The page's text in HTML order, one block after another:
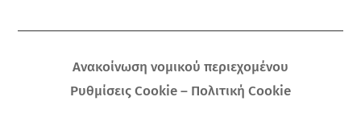
Ανακοίνωση νομικού περιεχομένου
Ρυθμίσεις Cookie – Πολιτική Cookie